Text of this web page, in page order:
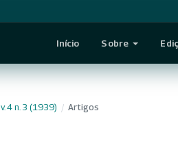
Início Sobre
v. 4 n. 3 (1939) / Artigos